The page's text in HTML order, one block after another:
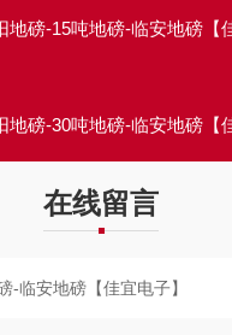
地磅-15吨地磅-临安地磅【
地磅-30吨地磅-临安地磅【
在线留言